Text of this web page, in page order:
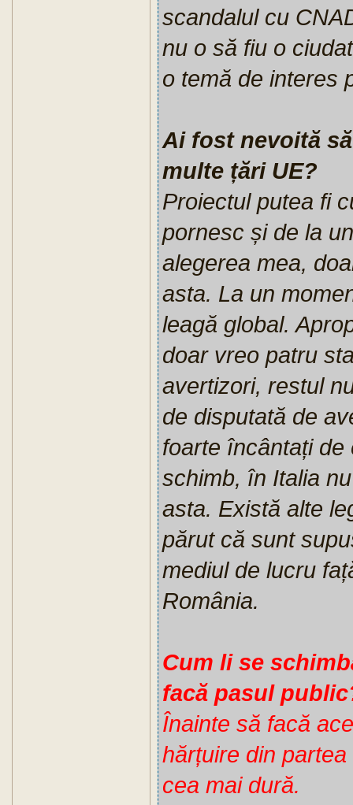
scandalul cu
nu o să fiu o
o temă de interes
Ai fost nevoită
multe țări UE?
Proiectul putea fi
pornesc și de la
alegerea mea,
asta. La un
leagă global.
doar vreo patru
avertizori, restul
de disputată de
foarte încântați
schimb, în Italia
asta. Există alte
părut că sunt
mediul de lucru
România.
Cum li se
facă pasul
Înainte să facă
hărțuire din
cea mai dură.